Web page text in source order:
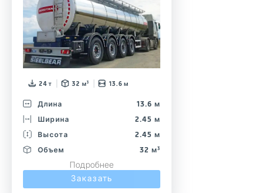
24 т 32 м³ 13.6 м
Длина
13.6 м
Ширина
2.45 м
Высота
2.45 м
Объем
32 м³
Подробнее
Заказать